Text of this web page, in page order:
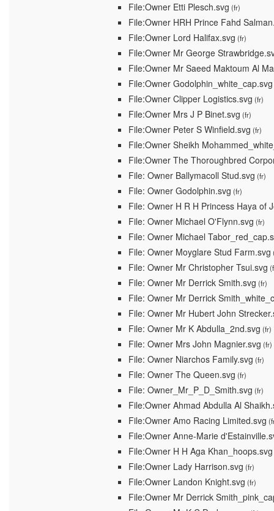
File:Owner Etti Plesch.svg (fr)
File:Owner HRH Prince Fahd
File:Owner Lord Halifax.svg (fr)
File:Owner Mr George
File:Owner Mr Saeed Maktoum Al
File:Owner Godolphin_white_cap.svg
File:Owner Clipper Logistics.svg (fr)
File:Owner Mrs J P Binet.svg (fr)
File:Owner Peter S Winfield.svg (fr)
File:Owner Sheikh
File:Owner The Thoroughbred
File: Owner Ballymacoll Stud.svg (fr)
File: Owner Godolphin.svg (fr)
File: Owner H R H Princess Haya of
File: Owner Michael O'Flynn.svg (fr)
File: Owner Michael
File: Owner Moyglare Stud Farm.svg
File: Owner Mr Christopher Tsui.svg
File: Owner Mr Derrick Smith.svg (fr)
File: Owner Mr Derrick
File: Owner Mr Hubert John
File: Owner Mr K Abdulla_2nd.svg (fr)
File: Owner Mrs John Magnier.svg (fr)
File: Owner Niarchos Family.svg (fr)
File: Owner The Queen.svg (fr)
File: Owner_Mr_P_D_Smith.svg (fr)
File:Owner Ahmad Abdulla Al
File:Owner Amo Racing Limited.svg
File:Owner Anne-Marie
File:Owner H H Aga Khan_hoops.svg
File:Owner Lady Harrison.svg (fr)
File:Owner Landon Knight.svg (fr)
File:Owner Mr Derrick